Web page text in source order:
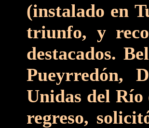
(instalado en
triunfo, y
destacados.
Pueyrredón,
Unidas del Río
regreso,